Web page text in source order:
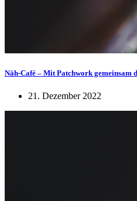
Näh-Café – Mit Patchwork gemeinsam
21. Dezember 2022